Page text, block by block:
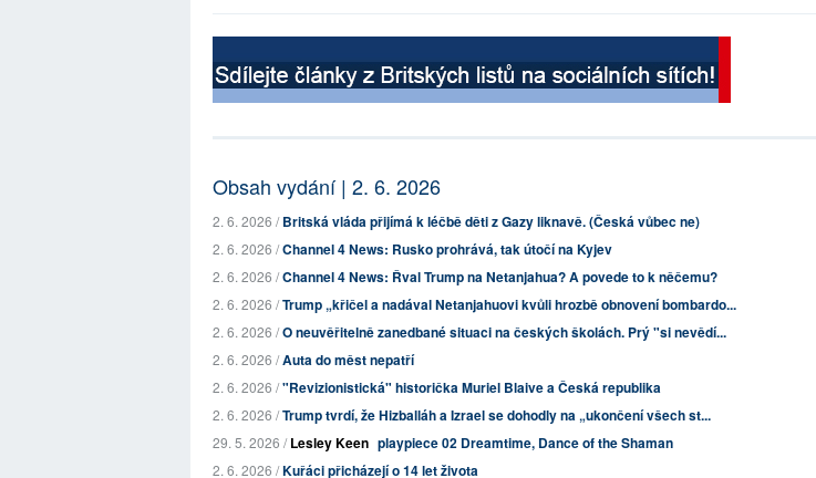
Obsah vydání | 2. 6. 2026
2. 6. 2026 /Britská vláda přijímá k léčbě děti z Gazy liknavě. (Česká vůbec ne)
2. 6. 2026 /Channel 4 News: Rusko prohrává, tak útočí na Kyjev
2. 6. 2026 /Channel 4 News: Řval Trump na Netanjahua? A povede to k něčemu?
2. 6. 2026 /Trump „křičel a nadával Netanjahuovi kvůli hrozbě obnovení bombardo...
2. 6. 2026 /O neuvěřitelně zanedbané situaci na českých školách. Prý "si nevědí...
2. 6. 2026 /Auta do měst nepatří
2. 6. 2026 /"Revizionistická" historička Muriel Blaive a Česká republika
2. 6. 2026 /Trump tvrdí, že Hizballáh a Izrael se dohodly na „ukončení všech st...
29. 5. 2026 /Lesley Keen playpiece 02 Dreamtime, Dance of the Shaman
2. 6. 2026 /Kuřáci přicházejí o 14 let života